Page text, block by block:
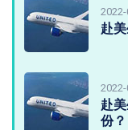
2022-
赴
赴
份？